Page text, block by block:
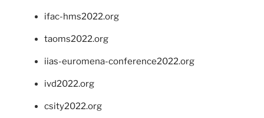
ifac-hms2022.org
taoms2022.org
iias-euromena-conference2022.org
ivd2022.org
csity2022.org